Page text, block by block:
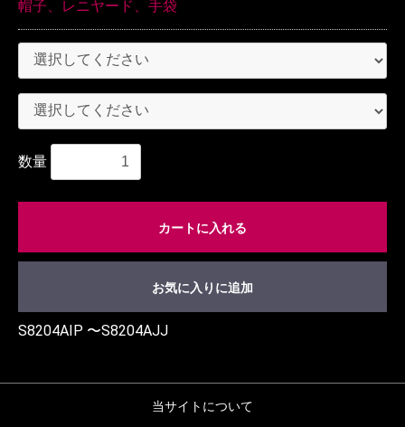
帽子、レニヤード、手袋
数量
カートに入れる
お気に入りに追加
S8204AIP 〜S8204AJJ
当サイトについて